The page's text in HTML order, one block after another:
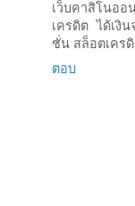
เว็บคาสิโนอ
เครดิต ได้เงิ
ชั่น สล็อตเคร
ตอบ